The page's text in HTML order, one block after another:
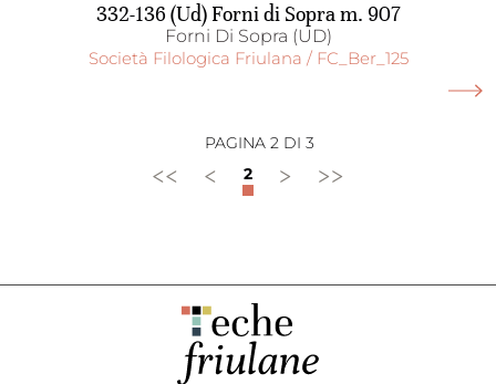
332-136 (Ud) Forni di Sopra m. 907
Forni Di Sopra (UD)
Società Filologica Friulana / FC_Ber_125
<< < 2 > >>
PAGINA 2 DI 3